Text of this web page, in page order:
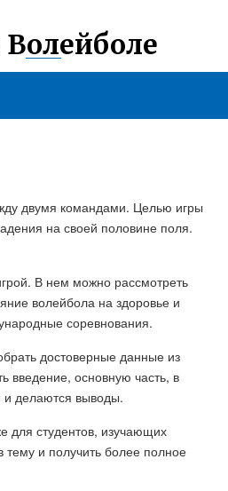
Волейболе
двумя командами. Целью игры
на своей половине поля.
В нем можно рассмотреть
волейбола на здоровье и
соревнования.
достоверные данные из
введение, основную часть, в
и делаются выводы.
для студентов, изучающих
и получить более полное